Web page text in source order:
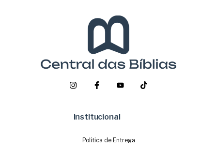
Institucional
Política de Entrega